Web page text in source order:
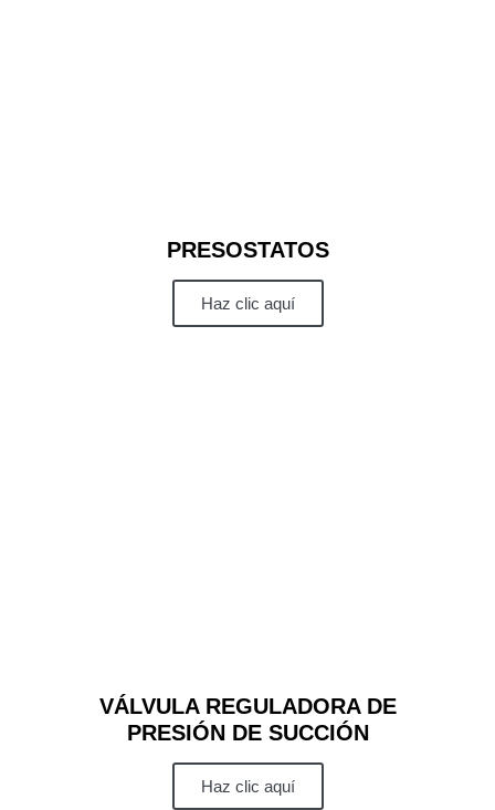
PRESOSTATOS
Haz clic aquí
VÁLVULA REGULADORA DE
PRESIÓN DE SUCCIÓN
Haz clic aquí